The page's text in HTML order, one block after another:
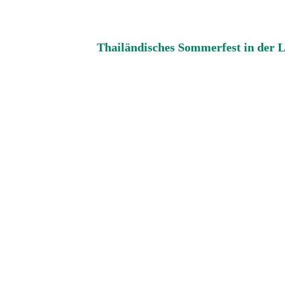
Thailändisches Sommerfest in der